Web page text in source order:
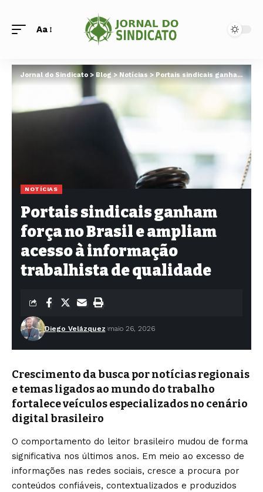
Aa
Jornal do Sindicato > Blog>Notícias>Portais sindicais ganham força no Brasil e ampliam acesso à informação trabalhista de qualidade
NOTÍCIAS
Portais sindicais ganham
força no Brasil e ampliam
acesso à informação
trabalhista de qualidade
Diego Velázquez maio 26, 2026
Crescimento da busca por notícias regionais
e temas ligados ao mundo do trabalho
fortalece veículos especializados no cenário
digital brasileiro
O comportamento do leitor brasileiro mudou de forma
significativa nos últimos anos. Em meio ao excesso de
informações nas redes sociais, cresce a procura por
conteúdos confiáveis, contextualizados e produzidos